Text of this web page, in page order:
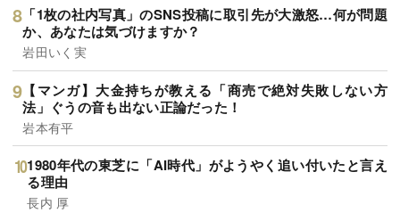
「1枚の社内写真」のSNS投稿に取引先が大激怒…何が問題
か、あなたは気づけますか？
岩田いく実
【マンガ】大金持ちが教える「商売で絶対失敗しない方
法」ぐうの音も出ない正論だった！
岩本有平
1980年代の東芝に「AI時代」がようやく追い付いたと言え
る理由
長内 厚